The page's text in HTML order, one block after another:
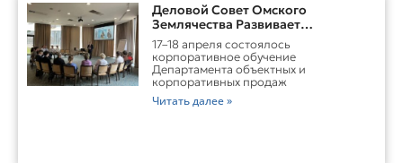
Деловой Совет Омского
Землячества Развивает
Практические Навыки Омских
Студентов Через Бизнес-
Обучение
17–18 апреля состоялось
корпоративное обучение
Департамента объектных и
корпоративных продаж
Читать далее »